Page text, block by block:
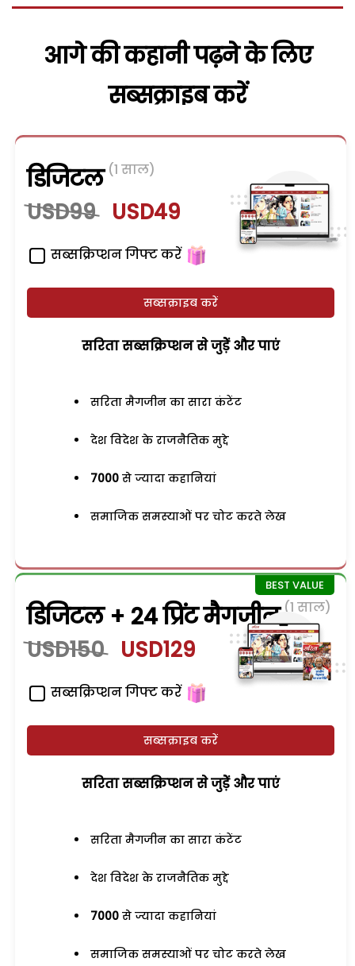
आगे की कहानी पढ़ने के लिए
सब्सक्राइब करें
डिजिटल (1 साल)
USD99 USD49
सब्सक्रिप्शन गिफ्ट करें
सब्सक्राइब करें
सरिता सब्सक्रिप्शन से जुड़ेें और पाएं
सरिता मैगजीन का सारा कंटेंट
देश विदेश के राजनैतिक मुद्दे
7000 से ज्यादा कहानियां
समाजिक समस्याओं पर चोट करते लेख
डिजिटल + 24 प्रिंट मैगजीन (1 साल)
USD150 USD129
सब्सक्रिप्शन गिफ्ट करें
सब्सक्राइब करें
सरिता सब्सक्रिप्शन से जुड़ेें और पाएं
सरिता मैगजीन का सारा कंटेंट
देश विदेश के राजनैतिक मुद्दे
7000 से ज्यादा कहानियां
समाजिक समस्याओं पर चोट करते लेख